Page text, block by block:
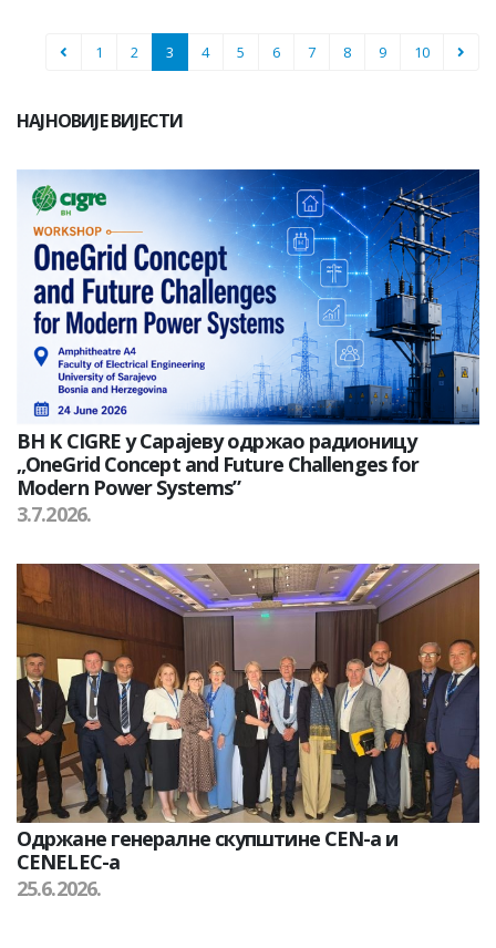
1 2 3 4 5 6 7 8 9 10
НАЈНОВИЈЕ ВИЈЕСТИ
BH K CIGRE у Сарајеву одржао радионицу
„OneGrid Concept and Future Challenges for
Modern Power Systems”
3.7.2026.
Одржане генералне скупштине CEN-а и
CENELEC-а
25.6.2026.